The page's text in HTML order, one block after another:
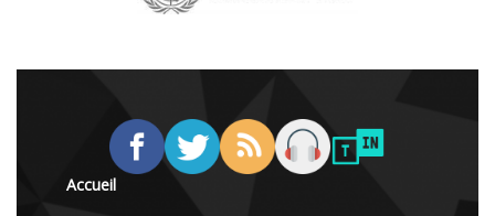
Accueil